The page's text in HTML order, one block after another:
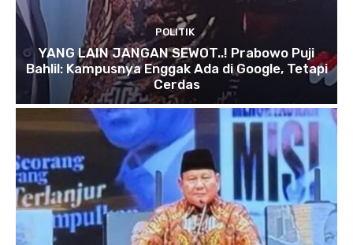
POLITIK
YANG LAIN JANGAN SEWOT..! Prabowo Puji
Bahlil: Kampusnya Enggak Ada di Google, Tetapi
Cerdas